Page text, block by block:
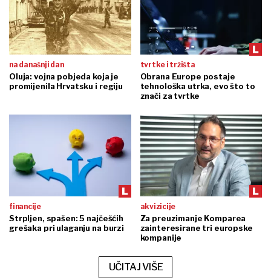
na današnji dan
Oluja: vojna pobjeda koja je
promijenila Hrvatsku i regiju
tvrtke i tržišta
Obrana Europe postaje
tehnološka utrka, evo što to
znači za tvrtke
financije
Strpljen, spašen: 5 najčešćih
grešaka pri ulaganju na burzi
akvizicije
Za preuzimanje Komparea
zainteresirane tri europske
kompanije
UČITAJ VIŠE